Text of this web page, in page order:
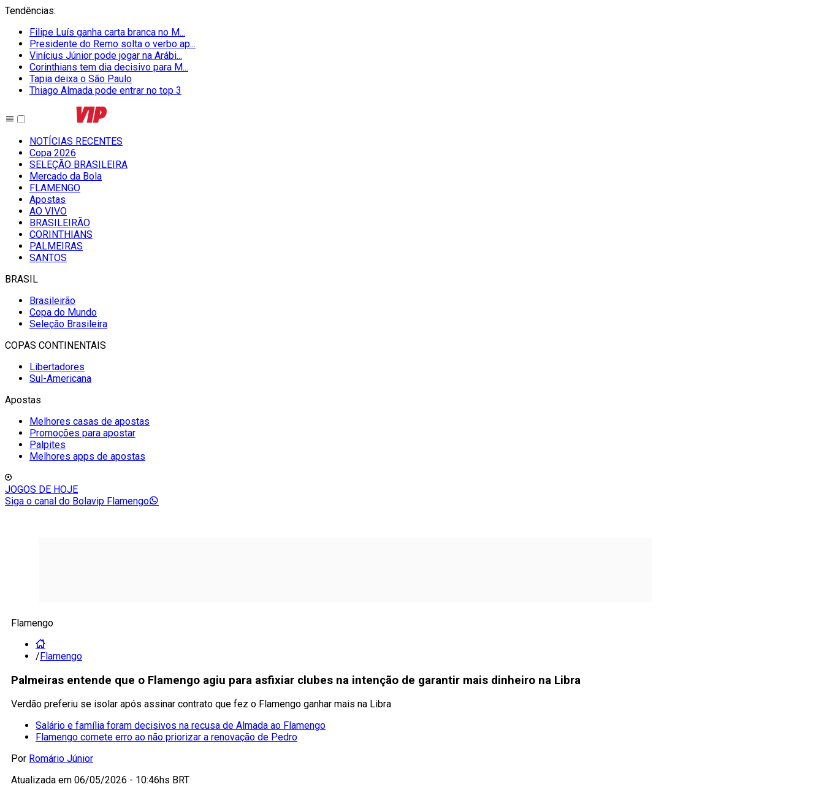
Tendências:
Filipe Luís ganha carta branca no M...
Presidente do Remo solta o verbo ap...
Vinícius Júnior pode jogar na Arábi...
Corinthians tem dia decisivo para M...
Tapia deixa o São Paulo
Thiago Almada pode entrar no top 3
NOTÍCIAS RECENTES
Copa 2026
SELEÇÃO BRASILEIRA
Mercado da Bola
FLAMENGO
Apostas
AO VIVO
BRASILEIRÃO
CORINTHIANS
PALMEIRAS
SANTOS
BRASIL
Brasileirão
Copa do Mundo
Seleção Brasileira
COPAS CONTINENTAIS
Libertadores
Sul-Americana
Apostas
Melhores casas de apostas
Promoções para apostar
Palpites
Melhores apps de apostas
JOGOS DE HOJE
Siga o canal do Bolavip Flamengo
Flamengo
/Flamengo
Palmeiras entende que o Flamengo agiu para asfixiar clubes na intenção de garantir mais dinheiro na Libra
Verdão preferiu se isolar após assinar contrato que fez o Flamengo ganhar mais na Libra
Salário e família foram decisivos na recusa de Almada ao Flamengo
Flamengo comete erro ao não priorizar a renovação de Pedro
Por Romário Júnior
Atualizada em 06/05/2026 - 10:46hs BRT